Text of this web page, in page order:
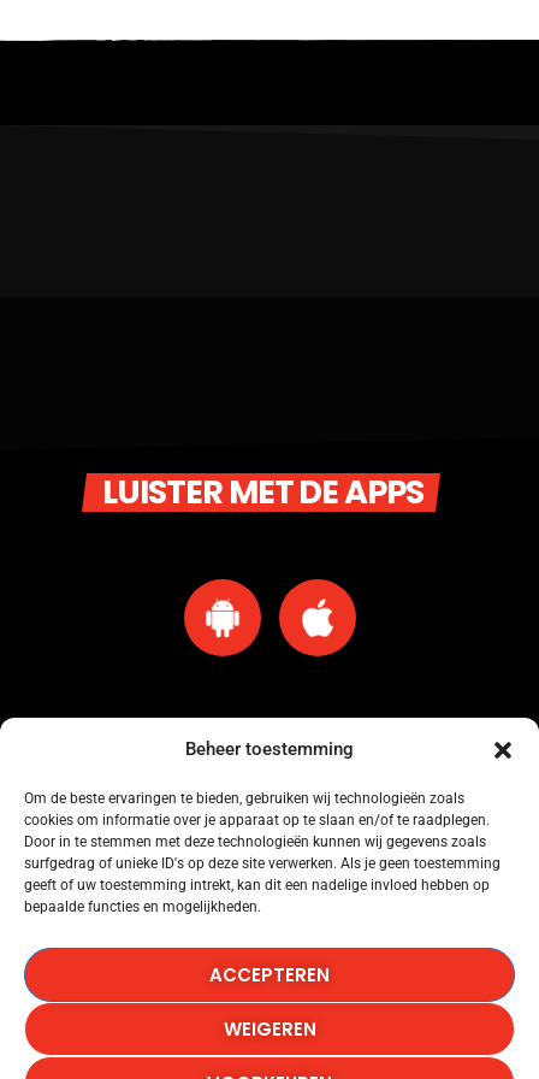
Beheer toestemming
Om de beste ervaringen te bieden, gebruiken wij technologieën zoals
cookies om informatie over je apparaat op te slaan en/of te raadplegen.
Door in te stemmen met deze technologieën kunnen wij gegevens zoals
surfgedrag of unieke ID's op deze site verwerken. Als je geen toestemming
geeft of uw toestemming intrekt, kan dit een nadelige invloed hebben op
bepaalde functies en mogelijkheden.
ACCEPTEREN
WEIGEREN
LUISTER MET DE APPS
Omroep Amersfoort heeft een licentie voor muziekgebruik bij Buma Stemra
onder nummer: 53184845.
Omroep Amersfoort heeft een licentie voor muziekgebruik bij SENA onder
Omroep Amersfoort heeft een licentie voor het gebruik van Het Radionieuws.
Copyright © 1986-2026, Omroep Amersfoort, All Rights